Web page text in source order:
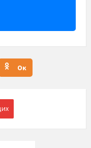
Ок